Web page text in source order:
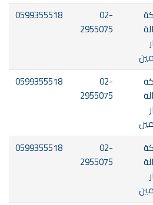
02-
2955075
0599355518
02-
2955075
0599355518
02-
2955075
0599355518